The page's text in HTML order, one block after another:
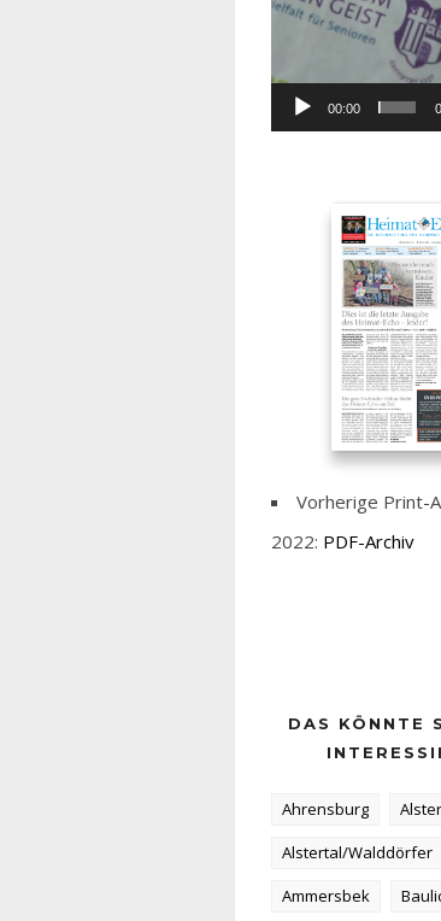
00:00
Vorherige Print-
2022: PDF-Archiv
DAS KÖNNTE
Ahrensburg
Alstertal/Walddörfer
Ammersbek